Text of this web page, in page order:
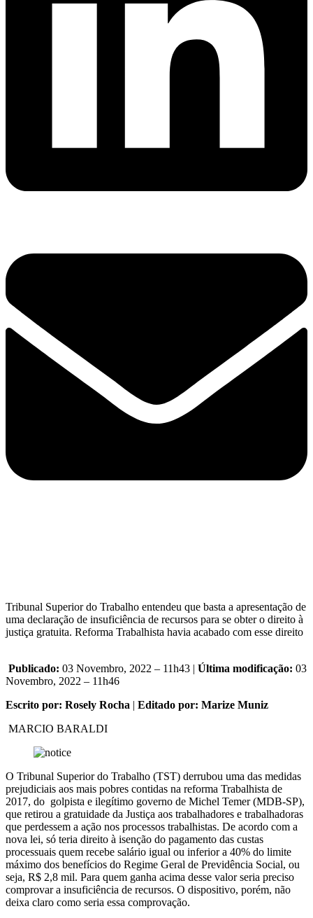
Tribunal Superior do Trabalho entendeu que basta a apresentação de
uma declaração de insuficiência de recursos para se obter o direito à
justiça gratuita. Reforma Trabalhista havia acabado com esse direito
Publicado: 03 Novembro, 2022 – 11h43 | Última modificação: 03
Novembro, 2022 – 11h46
Escrito por: Rosely Rocha | Editado por: Marize Muniz
MARCIO BARALDI
O Tribunal Superior do Trabalho (TST) derrubou uma das medidas
prejudiciais aos mais pobres contidas na reforma Trabalhista de
2017, do golpista e ilegítimo governo de Michel Temer (MDB-SP),
que retirou a gratuidade da Justiça aos trabalhadores e trabalhadoras
que perdessem a ação nos processos trabalhistas. De acordo com a
nova lei, só teria direito à isenção do pagamento das custas
processuais quem recebe salário igual ou inferior a 40% do limite
máximo dos benefícios do Regime Geral de Previdência Social, ou
seja, R$ 2,8 mil. Para quem ganha acima desse valor seria preciso
comprovar a insuficiência de recursos. O dispositivo, porém, não
deixa claro como seria essa comprovação.